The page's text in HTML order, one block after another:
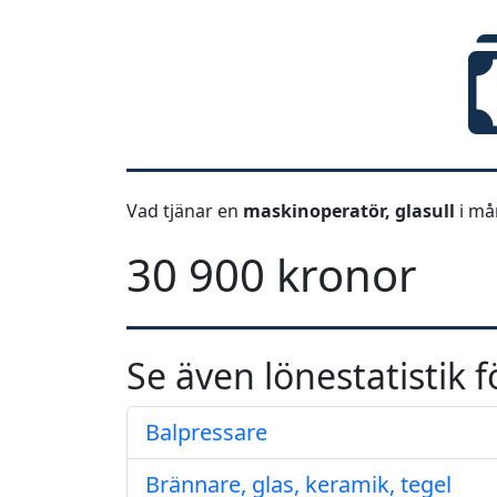
Vad tjänar en maskinoperatör, glasull i
30 900 kronor
Se även lönestatistik
Balpressare
Brännare, glas, keramik, tegel